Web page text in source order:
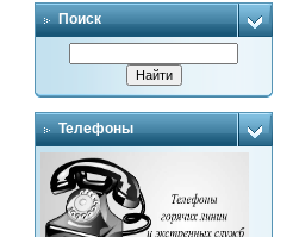
Поиск
Телефоны